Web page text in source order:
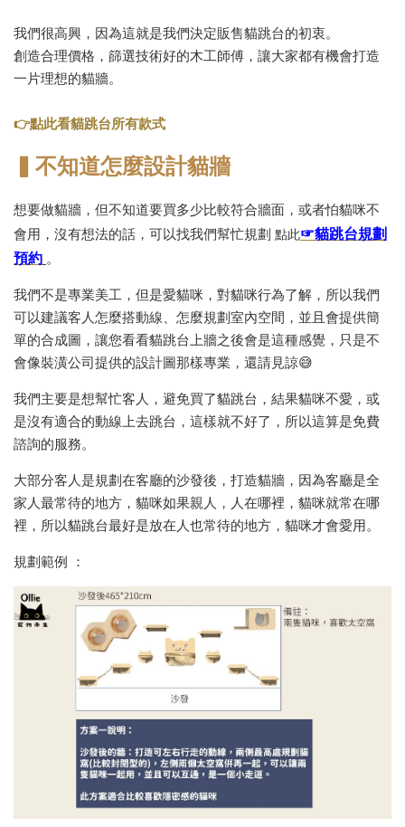
我們很高興，因為這就是我們決定販售貓跳台的初衷。
創造合理價格，篩選技術好的木工師傅，讓大家都有機會打造
一片理想的貓牆。
👉點此看貓跳台所有款式
▍不知道怎麼設計貓牆
想要做貓牆，但不知道要買多少比較符合牆面，或者怕貓咪不
會用，沒有想法的話，可以找我們幫忙規劃 點此☞貓跳台規劃
預約 。
我們不是專業美工，但是愛貓咪，對貓咪行為了解，所以我們
可以建議客人怎麼搭動線、怎麼規劃室內空間，並且會提供簡
單的合成圖，讓您看看貓跳台上牆之後會是這種感覺，只是不
會像裝潢公司提供的設計圖那樣專業，還請見諒😅
我們主要是想幫忙客人，避免買了貓跳台，結果貓咪不愛，或
是沒有適合的動線上去跳台，這樣就不好了，所以這算是免費
諮詢的服務。
大部分客人是規劃在客廳的沙發後，打造貓牆，因為客廳是全
家人最常待的地方，貓咪如果親人，人在哪裡，貓咪就常在哪
裡，所以貓跳台最好是放在人也常待的地方，貓咪才會愛用。
規劃範例 ：